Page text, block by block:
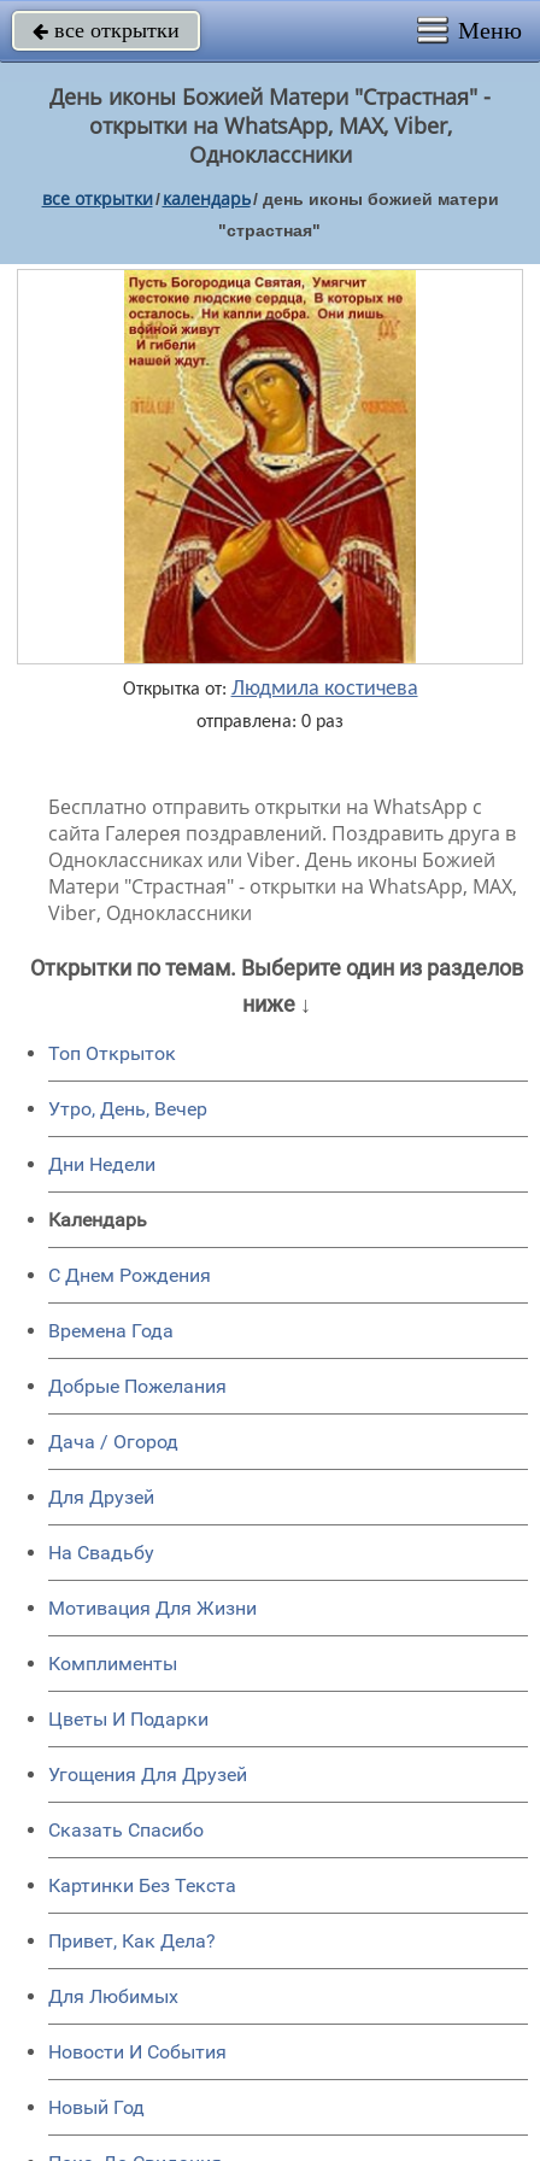
 все открытки Меню
День иконы Божией Матери "Страстная" -
открытки на WhatsApp, MAX, Viber,
Одноклассники
все открытки/ календарь/ день иконы божией матери
"страстная"
Открытка от: Людмила костичева
отправлена: 0 раз
Бесплатно отправить открытки на WhatsApp с
сайта Галерея поздравлений. Поздравить друга в
Одноклассниках или Viber. День иконы Божией
Матери "Страстная" - открытки на WhatsApp, MAX,
Viber, Одноклассники
Открытки по темам. Выберите один из разделов
ниже ↓
Топ Открыток
Утро, День, Вечер
Дни Недели
Календарь
C Днем Рождения
Времена Года
Добрые Пожелания
Дача / Огород
Для Друзей
На Свадьбу
Мотивация Для Жизни
Комплименты
Цветы И Подарки
Угощения Для Друзей
Сказать Спасибо
Картинки Без Текста
Привет, Как Дела?
Для Любимых
Новости И События
Новый Год